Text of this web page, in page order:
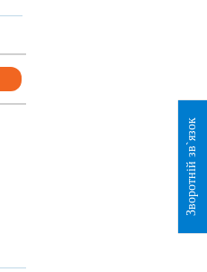
Зворотній зв`язок